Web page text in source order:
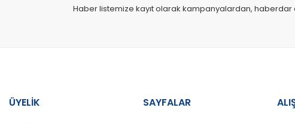
Ürün fiyatı diğer sitelerden daha pahalı.
Haber listemize kayıt olarak kampanyalardan, haberdar
ÜYELİK SAYFALAR